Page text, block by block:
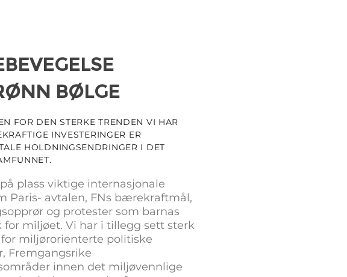
BØLGE
FOR DEN STERKE TRENDEN VI HAR
INVESTERINGER ER
HOLDNINGSENDRINGER I DET
plass viktige internasjonale
Paris- avtalen, FNs bærekraftmål,
og protester som barnas
for miljøet. Vi har i tillegg sett sterk
miljørorienterte politiske
Fremgangsrike
innen det miljøvennlige